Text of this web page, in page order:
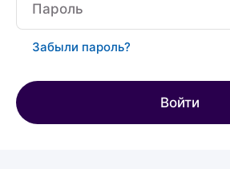
Пароль
Забыли пароль?
Войти